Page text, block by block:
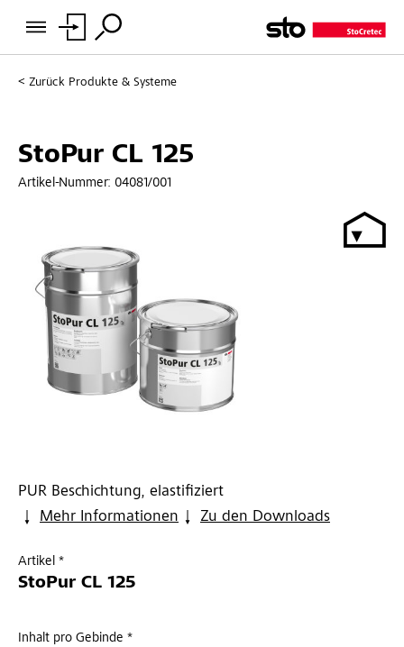
Zurück Produkte & Systeme
StoPur CL 125
Artikel-Nummer: 04081/001
PUR Beschichtung, elastifiziert
Mehr Informationen
Zu den Downloads
Artikel *
StoPur CL 125
Inhalt pro Gebinde *